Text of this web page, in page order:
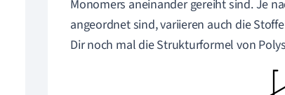
Monomers aneinander gereiht sind. Je
angeordnet sind, variieren auch die
Dir noch mal die Strukturformel von